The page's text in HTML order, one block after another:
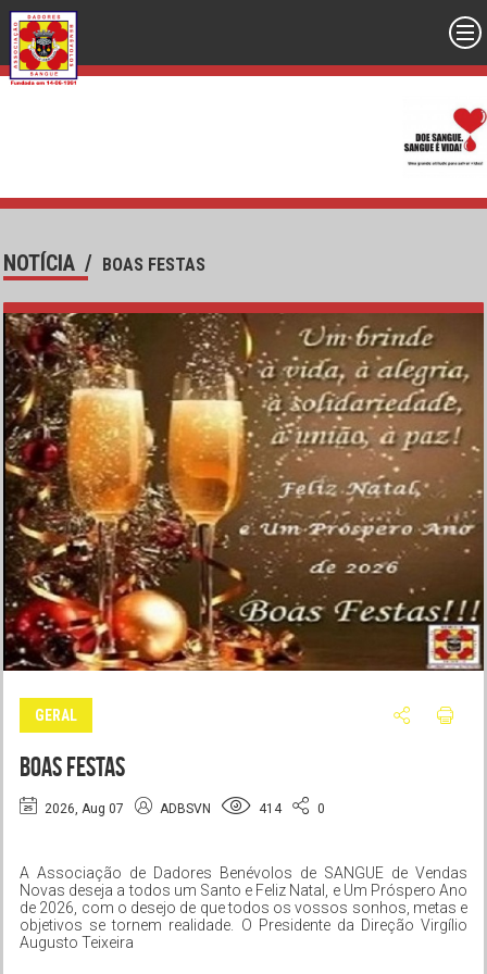
NOTÍCIA / BOAS FESTAS
GERAL
BOAS FESTAS
2026, Aug 07 ADBSVN 414 0
A Associação de Dadores Benévolos de SANGUE de Vendas
Novas deseja a todos um Santo e Feliz Natal, e Um Próspero Ano
de 2026, com o desejo de que todos os vossos sonhos, metas e
objetivos se tornem realidade. O Presidente da Direção Virgílio
Augusto Teixeira